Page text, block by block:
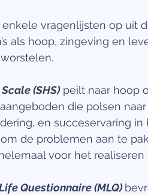
vragenlijsten op uit
als hoop, zingeving en
(SHS) peilt naar hoop
die polsen
en succeservaring in
de problemen aan te
voor het
Questionnaire (MLQ)